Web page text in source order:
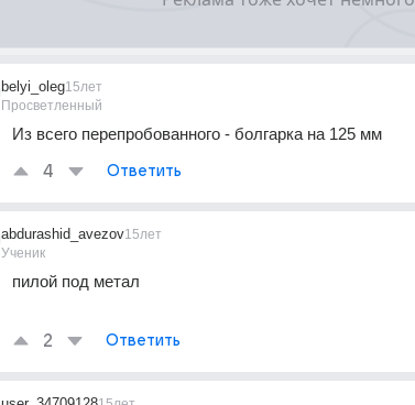
belyi_oleg
Просветленный
15лет
Из всего перепробованного - болгарка на 125 мм
4 Ответить
abdurashid_avezov
Ученик
15лет
пилой под метал
2 Ответить